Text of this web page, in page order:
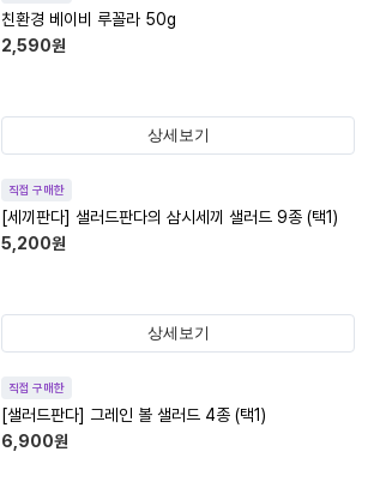
친환경 베이비 루꼴라 50g
2,590원
상세보기
직접 구매한
[세끼판다] 샐러드판다의 삼시세끼 샐러드 9종 (택1)
5,200원
상세보기
직접 구매한
[샐러드판다] 그레인 볼 샐러드 4종 (택1)
6,900원